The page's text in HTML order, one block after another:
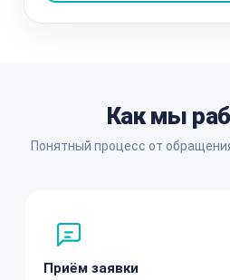
Как мы
Понятный процесс от
Приём заявки